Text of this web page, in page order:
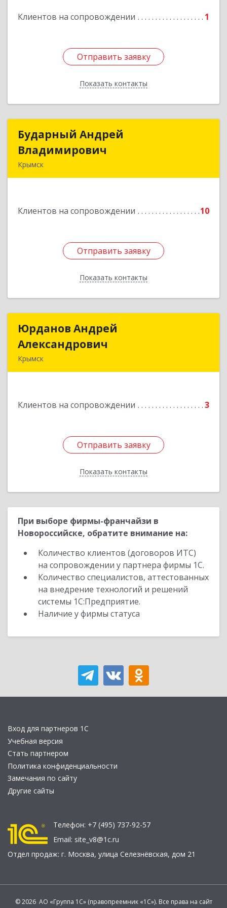
Клиентов на сопровождении 1
Отправить заявку
Показать контакты
Подробнее
Отправить заявку
Назад
Бударный Андрей
Владимирович
Крымск
Клиентов на сопровождении 10
Отправить заявку
Показать контакты
Бударный Андрей
Подробнее
Отправить заявку
Назад
Юрданов Андрей
Александрович
Крымск
Клиентов на сопровождении 3
Отправить заявку
Показать контакты
Юрданов Андрей
Подробнее
Отправить заявку
Назад
При выборе фирмы-франчайзи в
Новороссийске, обратите внимание на:
Количество клиентов (договоров ИТС)
на сопровождении у партнера фирмы 1С.
Количество специалистов, аттестованных
на внедрение технологий и решений
системы 1С:Предприятие.
Наличие у фирмы статуса
Вход для партнеров 1С
Учебная версия
Стать партнером
Политика конфиденциальности
Замечания по сайту
Другие сайты
Телефон: +7 (495) 737-92-57
Email: site_v8@1c.ru
Отдел продаж: г. Москва, улица Селезнёвская, дом 21
© 2026 АО «Группа 1С» (правопреемник «1С»). Все права на сайт